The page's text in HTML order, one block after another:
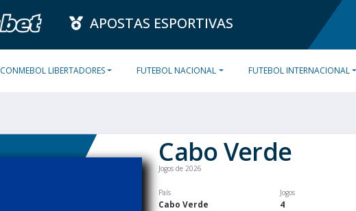
APOSTAS ESPORTIVAS
CONMEBOL LIBERTADORES FUTEBOL NACIONAL FUTEBOL INTERNACIONAL
Cabo Verde
Jogos de 2026
País
Cabo Verde
Jogos
4